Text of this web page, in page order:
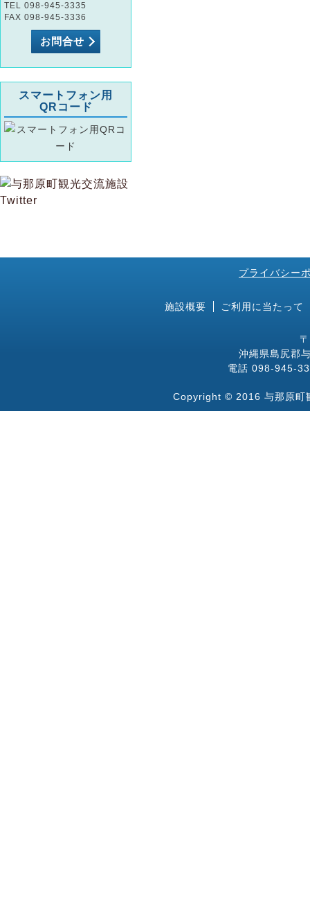
TEL 098-945-3335
FAX 098-945-3336
お問合せ
スマートフォン用
QRコード
プライバシー
施設概要 ご利用に当たって
沖縄県島尻郡
電話 098-945-
Copyright © 2016 与那原町